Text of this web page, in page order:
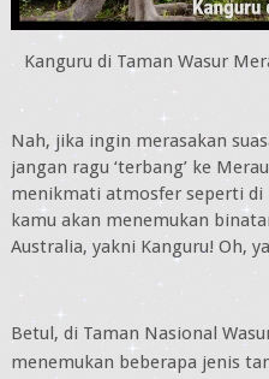
Kanguru di Taman Wasur
Nah, jika ingin merasakan
jangan ragu ‘terbang’ ke
menikmati atmosfer seperti di
kamu akan menemukan
Australia, yakni Kanguru! Oh,
Betul, di Taman Nasional
menemukan beberapa jenis